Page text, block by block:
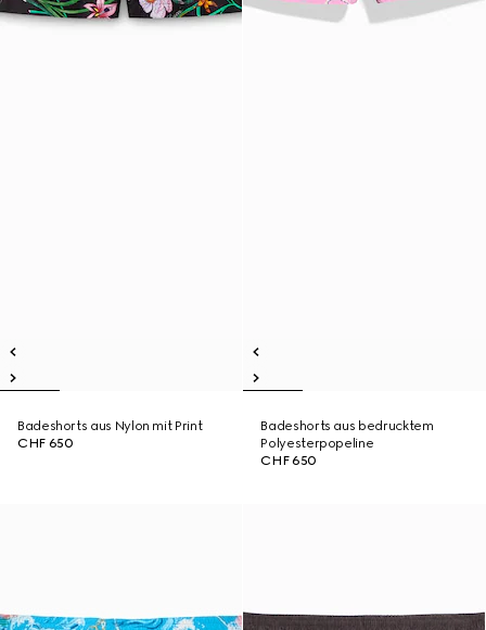
Badeshorts aus Nylon mit Print
CHF 650
Badeshorts aus bedrucktem
Polyesterpopeline
CHF 650